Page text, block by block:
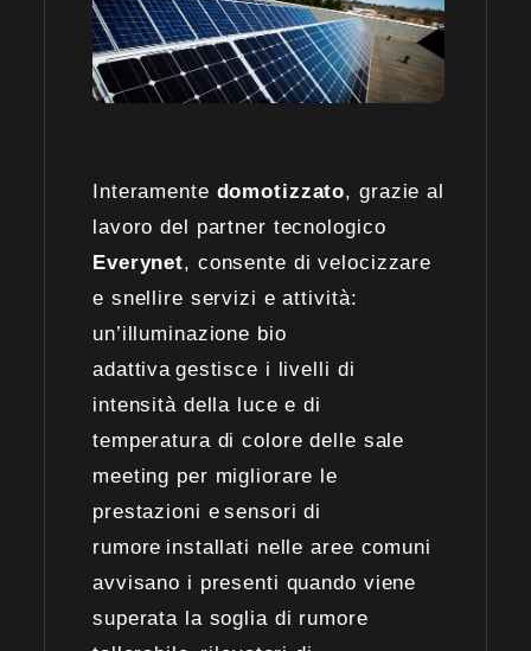
Interamente domotizzato, grazie al
lavoro del partner tecnologico
Everynet, consente di velocizzare
e snellire servizi e attività:
un’illuminazione bio
adattiva gestisce i livelli di
intensità della luce e di
temperatura di colore delle sale
meeting per migliorare le
prestazioni e sensori di
rumore installati nelle aree comuni
avvisano i presenti quando viene
superata la soglia di rumore